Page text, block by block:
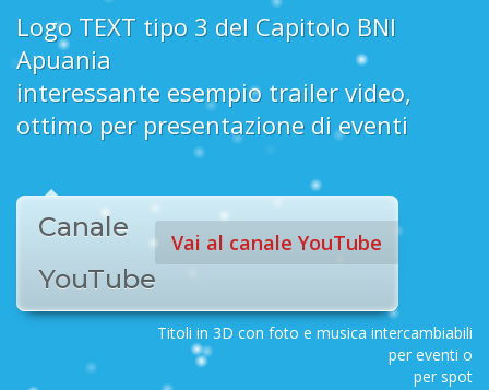
Logo TEXT tipo 3 del Capitolo BNI
Apuania
interessante esempio trailer video,
ottimo per presentazione di eventi
Vai al canale YouTube
Canale
YouTube
Titoli in 3D con foto e musica intercambiabili
per eventi o
per spot